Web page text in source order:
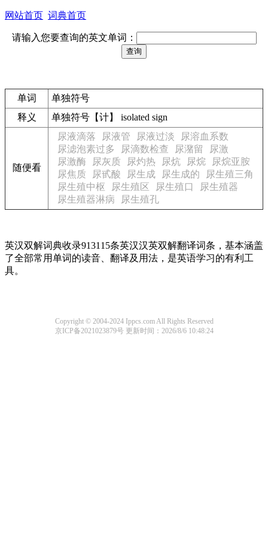
网站首页 词典首页
请输入您要查询的英文单词：
单词
单独符号
释义
单独符号【计】 isolated sign
随便看
尿液滴落 尿液管 尿液过淡
尿溶血系数
尿滤泡素过多
尿滴数检查 尿潴留
尿激
尿激酶
尿灰质 尿灼热 尿炕 尿烷
尿烷亚胺
尿焦质
尿甙酸 尿生成 尿生成的
尿生殖三角
尿生殖中枢
尿生殖区 尿生殖口
尿生殖器
尿生殖器淋病
尿生殖孔
英汉双解词典收录913115条英汉汉英双解翻译词条，基本涵盖
了全部常用单词的读音、翻译及用法，是英语学习的有利工
具。
Copyright © 2004-2024 Ippcs.com All Rights Reserved
京ICP备2021023879号 更新时间：2026/8/6 10:48:24